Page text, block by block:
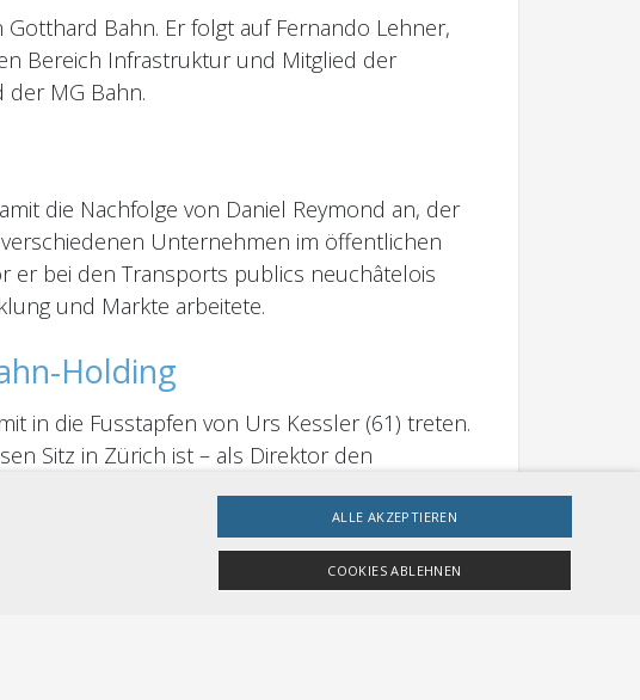
Bahn. Er folgt auf Fernando Lehner,
Bereich Infrastruktur und Mitglied der
MG Bahn.
die Nachfolge von Daniel Reymond an, der
Unternehmen im öffentlichen
er bei den Transports publics neuchâtelois
und Markte arbeitete.
Holding
in die Fusstapfen von Urs Kessler (61) treten.
Sitz in Zürich ist – als Direktor den
ALLE AKZEPTIEREN
COOKIES ABLEHNEN